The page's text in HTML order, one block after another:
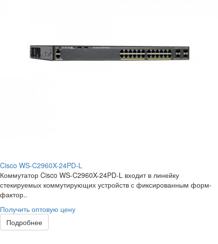
Cisco WS-C2960X-24PD-L
Коммутатор Cisco WS-C2960X-24PD-L входит в линейку
стекируемых коммутирующих устройств с фиксированным форм-
фактор..
Получить оптовую цену
Подробнее